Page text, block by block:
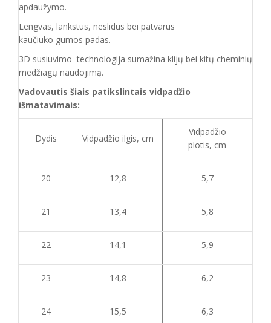
apdaužymo.
Lengvas, lankstus, neslidus bei patvarus
kaučiuko gumos padas.
3D susiuvimo technologija sumažina klijų bei kitų cheminių
medžiagų naudojimą.
Vadovautis šiais patikslintais vidpadžio
išmatavimais:
Dydis Vidpadžio ilgis, cm
Vidpadžio
plotis, cm
20 12,8 5,7
21 13,4 5,8
22 14,1 5,9
23 14,8 6,2
24 15,5 6,3